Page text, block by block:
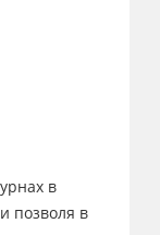
в
позволя в